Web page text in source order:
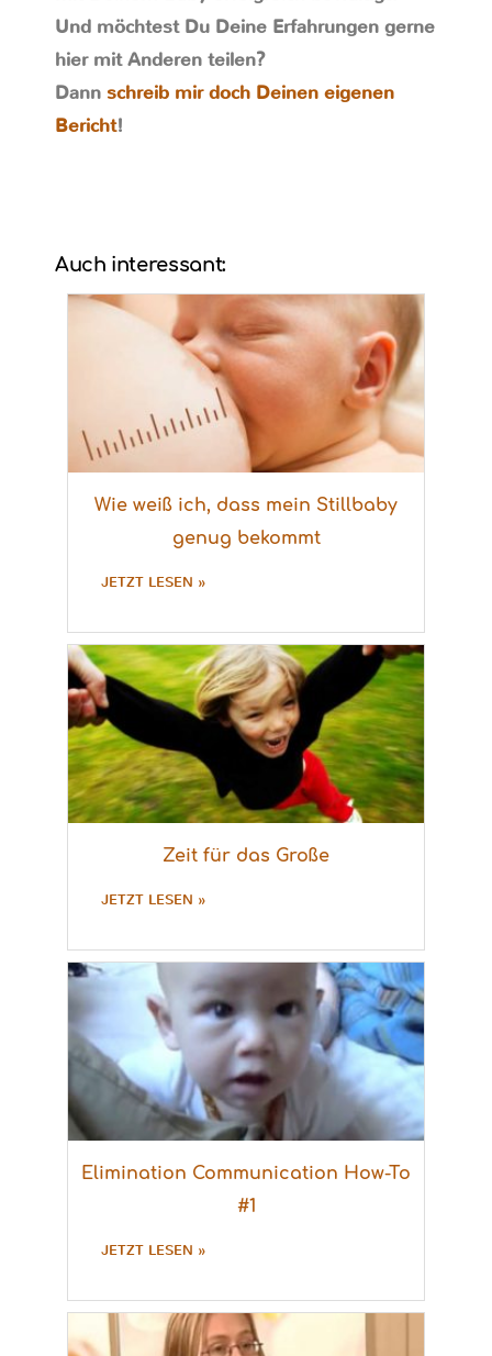
Und möchtest Du Deine Erfahrungen gerne
hier mit Anderen teilen?
Dann schreib mir doch Deinen eigenen
Bericht!
Auch interessant:
Wie weiß ich, dass mein Stillbaby
genug bekommt
JETZT LESEN »
Zeit für das Große
JETZT LESEN »
Elimination Communication How-To
#1
JETZT LESEN »